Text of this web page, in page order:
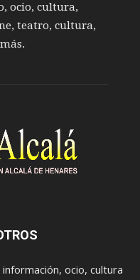
ocio, cultura,
teatro, cultura,
ocio, cultura